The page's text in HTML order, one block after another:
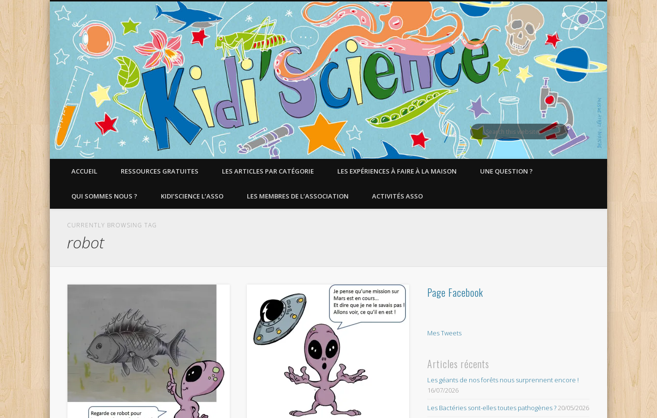
Faire aimer les Sciences aux Enfants !
ACCUEIL RESSOURCES GRATUITES LES ARTICLES PAR CATÉGORIE LES EXPÉRIENCES À FAIRE À LA MAISON UNE QUESTION ?
QUI SOMMES NOUS ? KIDI’SCIENCE L’ASSO LES MEMBRES DE L’ASSOCIATION ACTIVITÉS ASSO
CURRENTLY BROWSING TAG
robot
Page Facebook
Mes Tweets
Articles récents
Les géants de nos forêts nous surprennent encore !
16/07/2026
Les Bactéries sont-elles toutes pathogènes ?20/05/2026